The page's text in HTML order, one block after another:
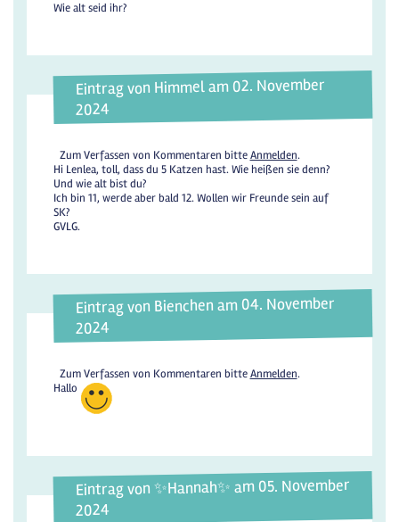
Wie alt seid ihr?
Eintrag von Himmel am 02. November
2024
Zum Verfassen von Kommentaren bitteAnmelden.
Hi Lenlea, toll, dass du 5 Katzen hast. Wie heißen sie denn?
Und wie alt bist du?
Ich bin 11, werde aber bald 12. Wollen wir Freunde sein auf
SK?
GVLG.
Eintrag von Bienchen am 04. November
2024
Zum Verfassen von Kommentaren bitteAnmelden.
Hallo
Eintrag von ✨️Hannah✨️ am 05. November
2024